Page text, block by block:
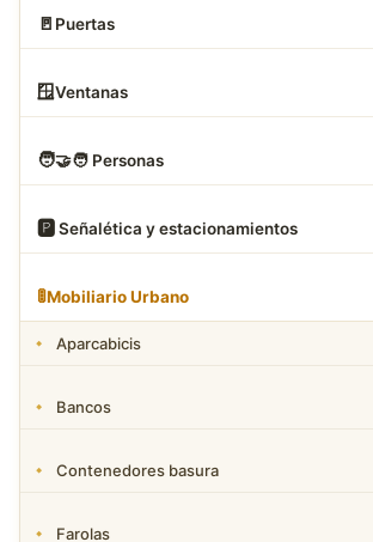
🚪 Puertas
🪟Ventanas
🧑‍🤝‍🧑 Personas
🅿️ Señalética y estacionamientos
🚦Mobiliario Urbano
Aparcabicis
Bancos
Contenedores basura
Farolas